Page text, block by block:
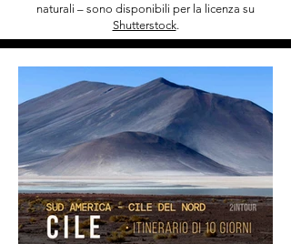
naturali – sono disponibili per la licenza su
Shutterstock.